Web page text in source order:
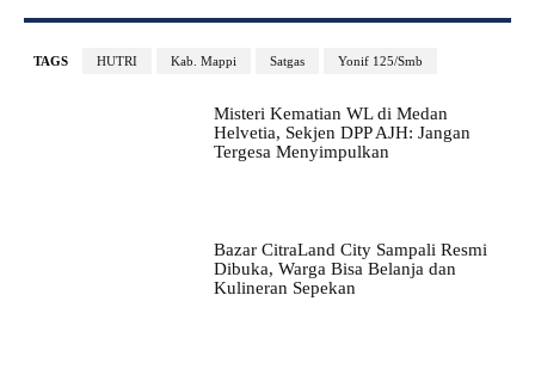
TAGS HUTRI Kab. Mappi Satgas Yonif 125/Smb
Misteri Kematian WL di Medan
Helvetia, Sekjen DPP AJH: Jangan
Tergesa Menyimpulkan
Bazar CitraLand City Sampali Resmi
Dibuka, Warga Bisa Belanja dan
Kulineran Sepekan